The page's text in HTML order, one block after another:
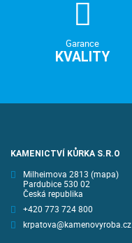
Garance
KVALITY
KAMENICTVÍ KŮRKA S.R.O
Milheimova 2813 (mapa)
Pardubice 530 02
Česká republika
+420 773 724 800
krpatova@kamenovyroba.cz